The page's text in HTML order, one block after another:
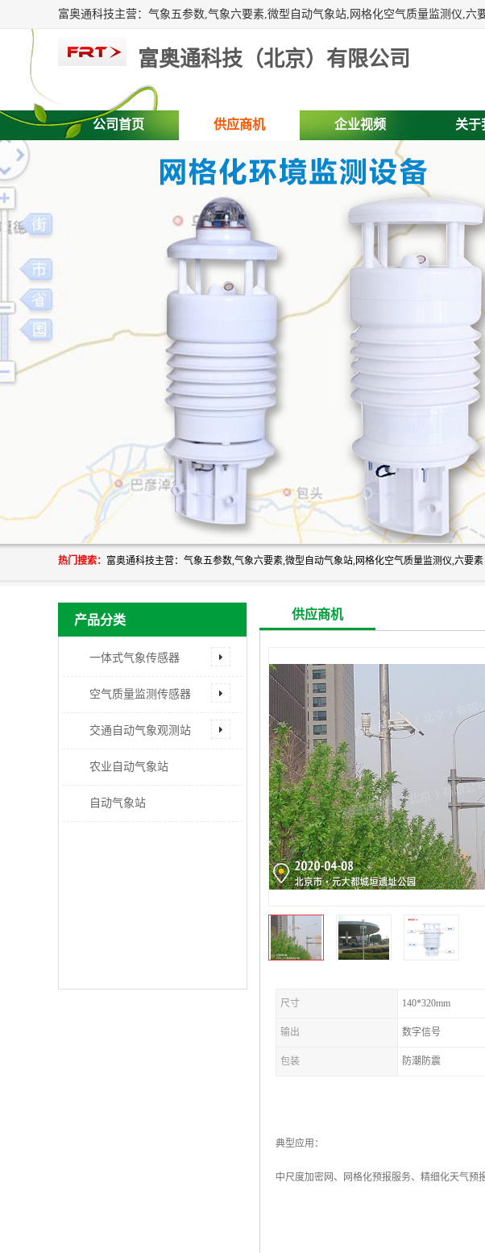
富奥通科技（北京）有限公司
公司首页 供应商机 企业视频 关于
热门搜索：
产品分类
一体式气象传感器
空气质量监测传感器
交通自动气象观测站
农业自动气象站
自动气象站
供应商机
尺寸 140*320mm
输出 数字信号
包装 防潮防震
典型应用：
中尺度加密网、网格化预报服务、精细化天气